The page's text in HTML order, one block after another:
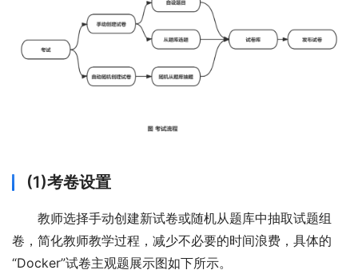
(1)考卷设置
教师选择手动创建新试卷或随机从题库中抽取试题组
卷，简化教师教学过程，减少不必要的时间浪费，具体的
“Docker”试卷主观题展示图如下所示。